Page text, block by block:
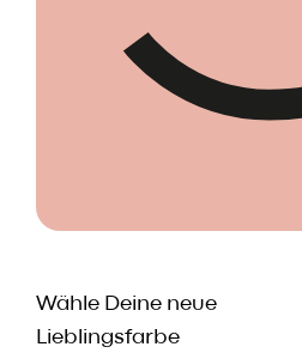
Wähle Deine neue
Lieblingsfarbe